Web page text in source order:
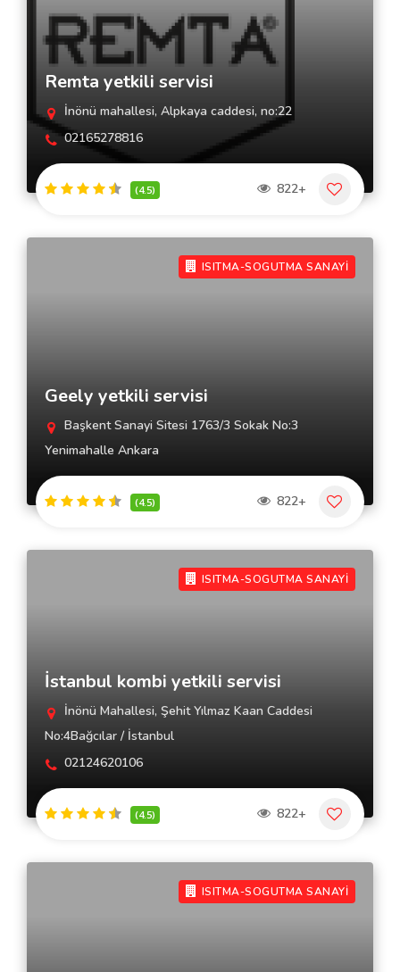
Remta yetkili servisi
İnönü mahallesi, Alpkaya caddesi, no:22
02165278816
(4.5) 822+
ISITMA-SOGUTMA SANAYİ
Geely yetkili servisi
Başkent Sanayi Sitesi 1763/3 Sokak No:3
Yenimahalle Ankara
(4.5) 822+
ISITMA-SOGUTMA SANAYİ
İstanbul kombi yetkili servisi
İnönü Mahallesi, Şehit Yılmaz Kaan Caddesi
No:4Bağcılar / İstanbul
02124620106
(4.5) 822+
ISITMA-SOGUTMA SANAYİ